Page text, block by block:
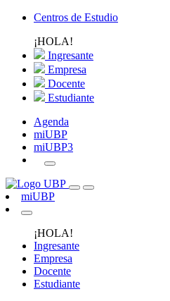
Centros de Estudio
¡HOLA!
Ingresante
Empresa
Docente
Estudiante
Agenda
miUBP
miUBP3
miUBP
¡HOLA!
Ingresante
Empresa
Docente
Estudiante